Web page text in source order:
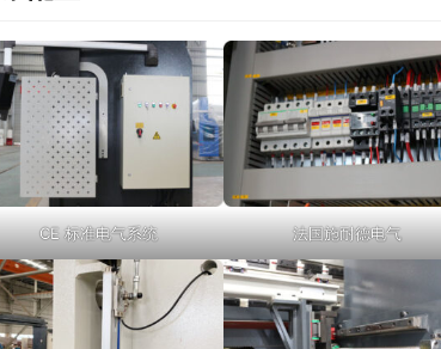
CE 标准电气系统 法国施耐德电气